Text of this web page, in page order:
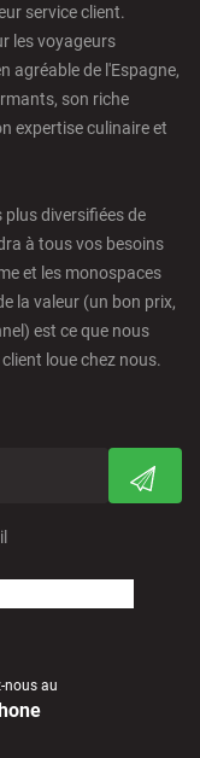
service client.
les voyageurs
agréable de l'Espagne,
son riche
expertise culinaire et
plus diversifiées de
à tous vos besoins
et les monospaces
la valeur (un bon prix,
est ce que nous
loue chez nous.
nous au